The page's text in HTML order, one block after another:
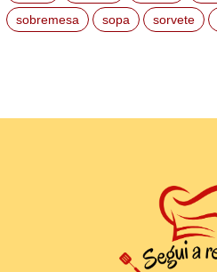
sobremesa
sopa sorvete